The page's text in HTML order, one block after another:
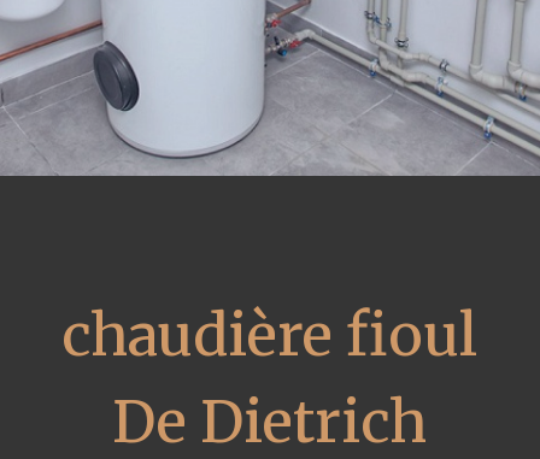
chaudière fioul
De Dietrich